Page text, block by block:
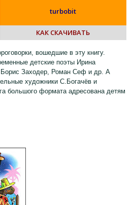
turbobit
КАК СКАЧИВАТЬ
вошедшие в эту книгу.
детские поэты Ирина
Борис Заходер, Роман Сеф и др. А
художники С.Богачёв и
большого формата адресована детям